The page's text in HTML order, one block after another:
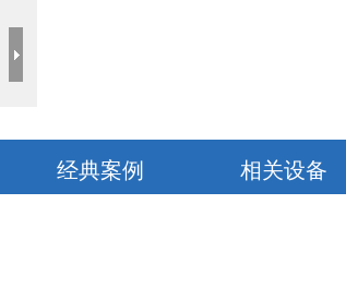
经典案例 相关设备